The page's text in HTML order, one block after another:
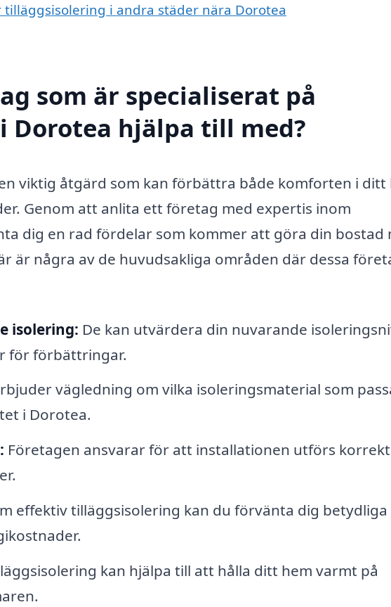
tilläggsisolering i andra städer nära Dorotea
som är specialiserat på
hjälpa till med?
viktig åtgärd som kan förbättra både komforten i ditt
Genom att anlita ett företag med expertis inom
dig en rad fördelar som kommer att göra din bostad
är några av de huvudsakliga områden där dessa
isolering: De kan utvärdera din nuvarande
för förbättringar.
vägledning om vilka isoleringsmaterial som
i Dorotea.
Företagen ansvarar för att installationen utförs
effektiv tilläggsisolering kan du förvänta dig betydliga
kan hjälpa till att hålla ditt hem varmt på